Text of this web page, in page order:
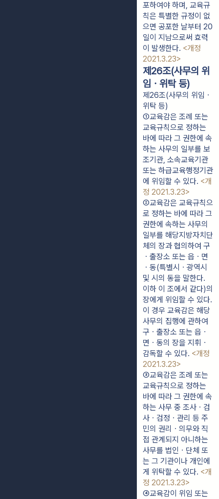
포하여야 하며, 교육규
칙은 특별한 규정이 없
으면 공포한 날부터 20
일이 지남으로써 효력
이 발생한다. <개정
2021.3.23>
제26조(사무의 위
임ㆍ위탁 등)
제26조(사무의 위임ㆍ
위탁 등)
①교육감은 조례 또는
교육규칙으로 정하는
바에 따라 그 권한에 속
하는 사무의 일부를 보
조기관, 소속교육기관
또는 하급교육행정기관
에 위임할 수 있다. <개
정 2021.3.23>
②교육감은 교육규칙으
로 정하는 바에 따라 그
권한에 속하는 사무의
일부를 해당지방자치단
체의 장과 협의하여 구
ㆍ출장소 또는 읍ㆍ면
ㆍ동(특별시ㆍ광역시
및 시의 동을 말한다.
이하 이 조에서 같다)의
장에게 위임할 수 있다.
이 경우 교육감은 해당
사무의 집행에 관하여
구ㆍ출장소 또는 읍ㆍ
면ㆍ동의 장을 지휘ㆍ
감독할 수 있다. <개정
2021.3.23>
③교육감은 조례 또는
교육규칙으로 정하는
바에 따라 그 권한에 속
하는 사무 중 조사ㆍ검
사ㆍ검정ㆍ관리 등 주
민의 권리ㆍ의무와 직
접 관계되지 아니하는
사무를 법인ㆍ단체 또
는 그 기관이나 개인에
게 위탁할 수 있다. <개
정 2021.3.23>
④교육감이 위임 또는